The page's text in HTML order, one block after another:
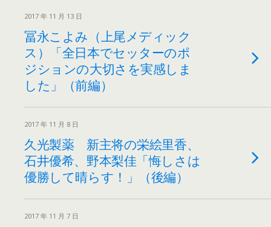
2017 年 11 月 13 日
冨永こよみ（上尾メディック
ス）「全日本でセッターのポ
ジションの大切さを実感しま
した」（前編）
2017 年 11 月 8 日
久光製薬 新主将の栄絵里香、
石井優希、野本梨佳「悔しさは
優勝して晴らす！」（後編）
2017 年 11 月 7 日